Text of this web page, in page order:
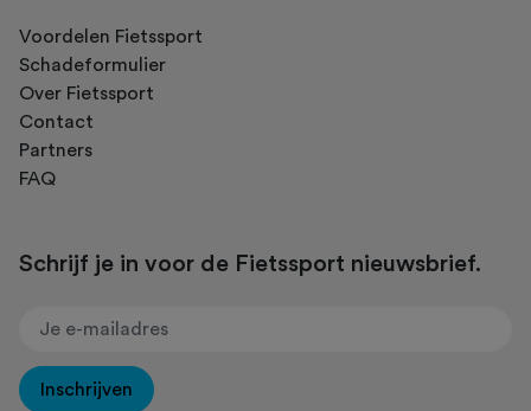
Voordelen Fietssport
Schadeformulier
Over Fietssport
Contact
Partners
FAQ
Schrijf je in voor de Fietssport nieuwsbrief.
Inschrijven